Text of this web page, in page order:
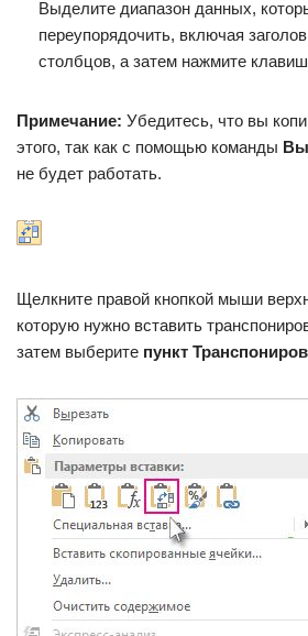
Выделите диапазон данных,
переупорядочить, включая
столбцов, а затем нажмите
Примечание: Убедитесь, что вы
этого, так как с помощью команды
не будет работать.
Щелкните правой кнопкой мыши
которую нужно вставить
затем выберите пункт